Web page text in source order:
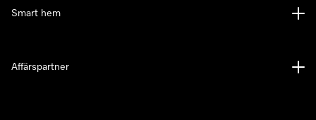
Smart hem
Affärspartner